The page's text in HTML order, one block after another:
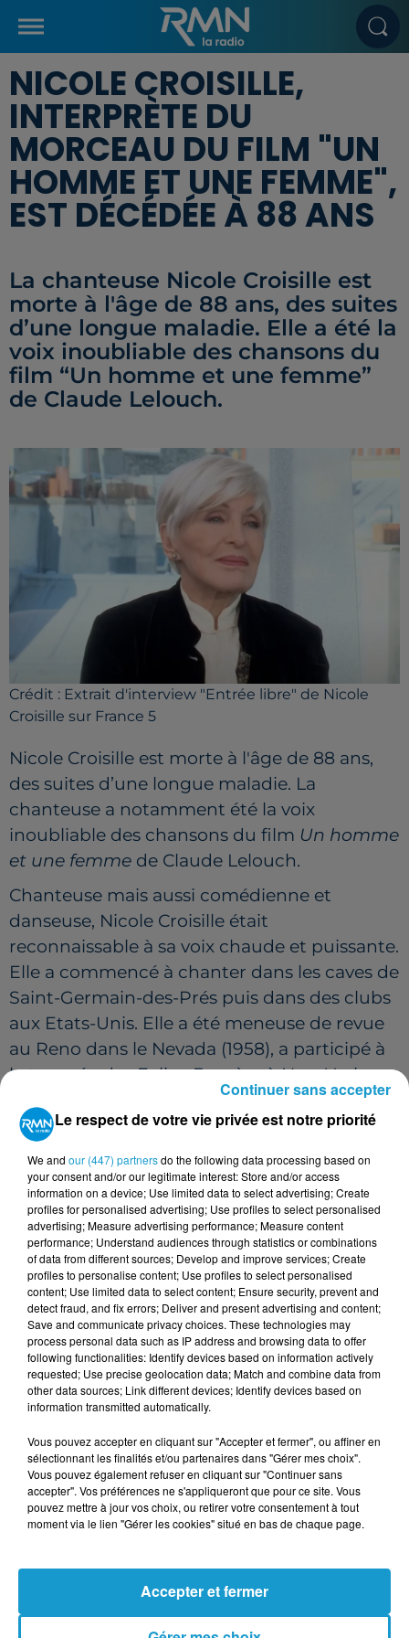
NICOLE CROISILLE,
INTERPRÈTE DU
MORCEAU DU FILM "UN
HOMME ET UNE FEMME",
EST DÉCÉDÉE À 88 ANS
La chanteuse Nicole Croisille est
morte à l'âge de 88 ans, des suites
d’une longue maladie. Elle a été la
voix inoubliable des chansons du
film “Un homme et une femme”
de Claude Lelouch.
Crédit : Extrait d'interview "Entrée libre" de Nicole
Croisille sur France 5
Nicole Croisille est morte à l'âge de 88 ans,
des suites d’une longue maladie. La
chanteuse a notamment été la voix
inoubliable des chansons du film Un homme
et une femme de Claude Lelouch.
Chanteuse mais aussi comédienne et
danseuse, Nicole Croisille était
reconnaissable à sa voix chaude et puissante.
Elle a commencé à chanter dans les caves de
Saint-Germain-des-Prés puis dans des clubs
aux Etats-Unis. Elle a été meneuse de revue
au Reno dans le Nevada (1958), a participé à
la tournée des Folies-Bergère à New York
(1964) et a chanté au Playboy Club de
Chicago (1960).
C’est en 1966, à son retour en France, qu’elle
se fait connaître du grand public avec le
fameux « Dabadabada » dans le morceau du
filmUn homme et une femme. Elle
connaîtra encore le succès dans les années
1970 avec des titres commeParlez-moi de
lui,Une femme avec toiou encore
Téléphone-moi.
Nicole Croisille s'était également lancée dans
le théâtre dans les années 2000.
Cet élément est masqué compte-tenu du refus
du dépôt de cookies que vous avez exprimé. Si
vous souhaitez l'afficher, merci de nous donner
votre accord en cliquant sur le bouton ci-
Afficher l'élément
Le respect de votre vie privée est notre priorité
We and our (447) partnersdo the following data processing based on
your consent and/or our legitimate interest: Store and/or access
information on a device; Use limited data to select advertising; Create
profiles for personalised advertising; Use profiles to select personalised
advertising; Measure advertising performance; Measure content
performance; Understand audiences through statistics or combinations
of data from different sources; Develop and improve services; Create
profiles to personalise content; Use profiles to select personalised
content; Use limited data to select content; Ensure security, prevent and
detect fraud, and fix errors; Deliver and present advertising and content;
Save and communicate privacy choices. These technologies may
process personal data such as IP address and browsing data to offer
following functionalities: Identify devices based on information actively
requested; Use precise geolocation data; Match and combine data from
other data sources; Link different devices; Identify devices based on
information transmitted automatically.
Vous pouvez accepter en cliquant sur "Accepter et fermer", ou affiner en
sélectionnant les finalités et/ou partenaires dans "Gérer mes choix".
Vous pouvez également refuser en cliquant sur "Continuer sans
accepter". Vos préférences ne s'appliqueront que pour ce site. Vous
pouvez mettre à jour vos choix, ou retirer votre consentement à tout
moment via le lien "Gérer les cookies" situé en bas de chaque page.
Accepter et fermer
Continuer sans accepter